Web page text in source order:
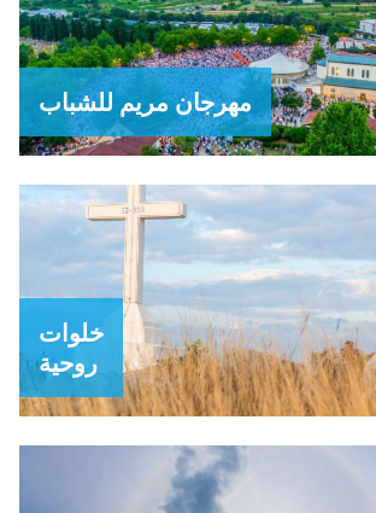
مهرجان مريم للشباب
خلوات
روحية